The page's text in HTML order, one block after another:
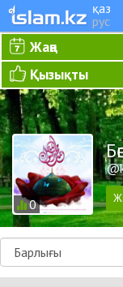
қаз
рус
Жаңа
Қызықты
0